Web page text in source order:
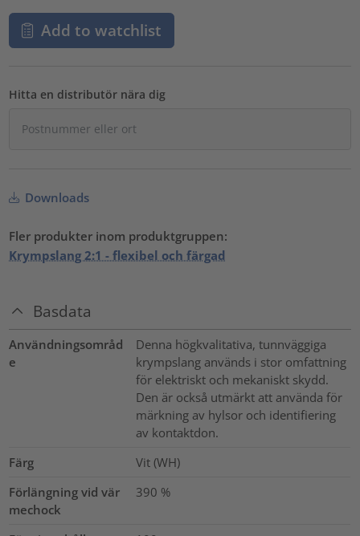
Add to watchlist
Hitta en distributör nära dig
Downloads
Fler produkter inom produktgruppen:
Krympslang 2:1 - flexibel och färgad
Basdata
Användningsområd
e
Denna högkvalitativa, tunnväggiga
krympslang används i stor omfattning
för elektriskt och mekaniskt skydd.
Den är också utmärkt att använda för
märkning av hylsor och identifiering
av kontaktdon.
Färg
Vit (WH)
Förlängning vid vär
mechock
390 %